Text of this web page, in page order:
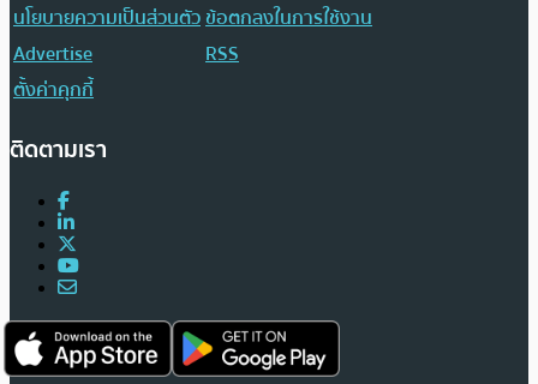
นโยบายความเป็นส่วนตัวข้อตกลงในการใช้งาน
Advertise
RSS
ตั้งค่าคุกกี้
ติดตามเรา